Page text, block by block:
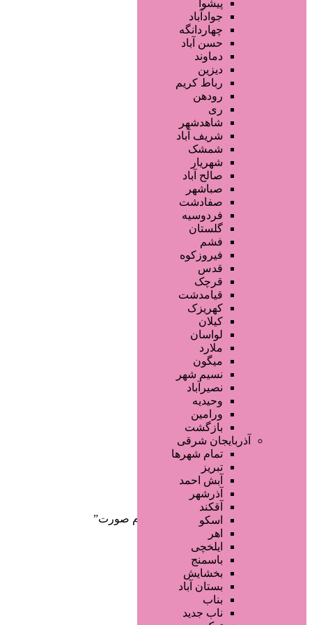
محصولات مو
محصولات آرایشی
تجهیزات سالن زیبایی
محصولات پوست
خدمات دندانپزشکی
سایر خدمات
پیشوا
جوادآباد
چهاردانگه
حسن آباد
دماوند
دیزین
رباط کریم
رودهن
ری
شاهدشهر
شریف آباد
شمشک
شهریار
صالح آباد
صباشهر
صفادشت
فردوسیه
گلستان
فشم
فیروزکوه
قدس
قرچک
قیامدشت
کهریزک
کیلان
لواسان
ملارد
میگون
نسیم شهر
نصیرآباد
وحیدیه
ورامین
بازگشت
آذربایجان شرقی
تمام شهر‌ها
تبریز
آبش احمد
آذرشهر
آقکند
اسکو
اهر
ایلخچی
باسمنج
بخشایش
بستان آباد
بناب
ناب جدید
صفحه اصلی
آگهی انبوه
طراحی سایت
صفحه اختصاصی
لیست سایتهای تبلیغاتی
دسته‌بندی‌ها
/ محصولات برچسب خورده “سرم صورت”